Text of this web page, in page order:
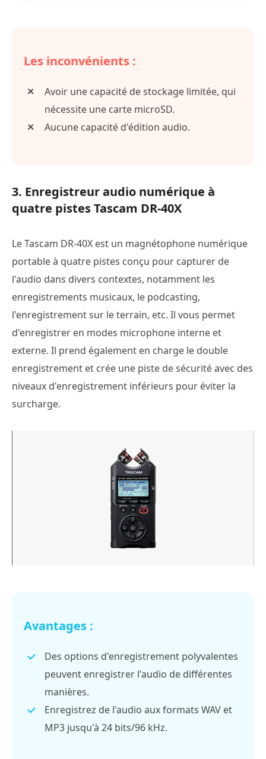
Les inconvénients :
Avoir une capacité de stockage limitée, qui
nécessite une carte microSD.
Aucune capacité d'édition audio.
3. Enregistreur audio numérique à
quatre pistes Tascam DR-40X
Le Tascam DR-40X est un magnétophone numérique
portable à quatre pistes conçu pour capturer de
l'audio dans divers contextes, notamment les
enregistrements musicaux, le podcasting,
l'enregistrement sur le terrain, etc. Il vous permet
d'enregistrer en modes microphone interne et
externe. Il prend également en charge le double
enregistrement et crée une piste de sécurité avec des
niveaux d'enregistrement inférieurs pour éviter la
surcharge.
Avantages :
Des options d'enregistrement polyvalentes
peuvent enregistrer l'audio de différentes
manières.
Enregistrez de l'audio aux formats WAV et
MP3 jusqu'à 24 bits/96 kHz.